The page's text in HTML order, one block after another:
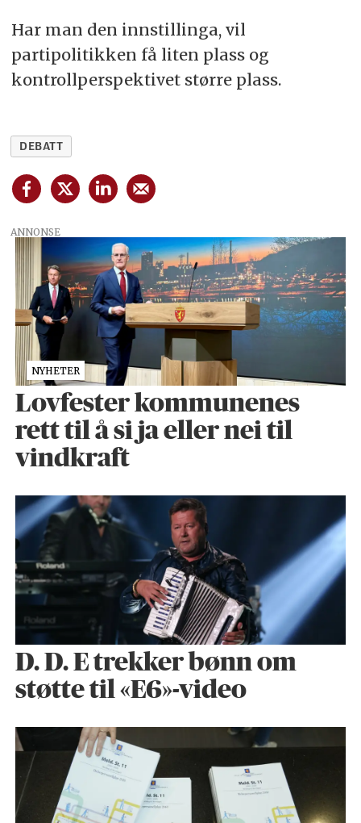
Har man den innstillinga, vil
partipolitikken få liten plass og
kontrollperspektivet større plass.
DEBATT
ANNONSE
NYHETER
Lovfester kommunenes
rett til å si ja eller nei til
vindkraft
D. D. E trekker bønn om
støtte til «E6»-video